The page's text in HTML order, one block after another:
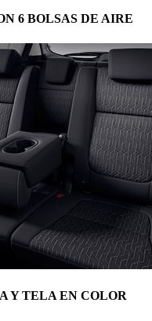
6 BOLSAS DE AIRE
Y TELA EN COLOR